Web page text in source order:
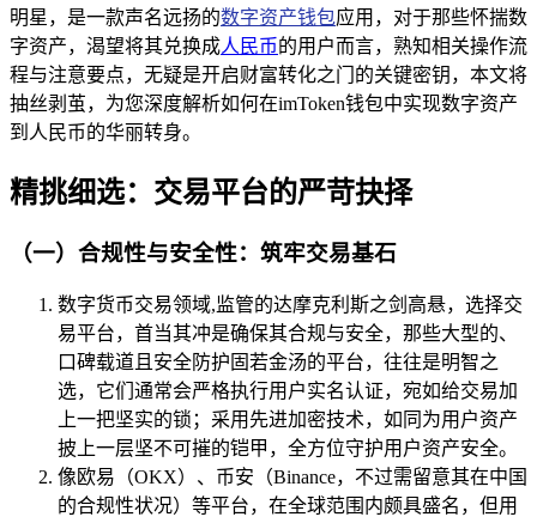
明星，是一款声名远扬的数字资产钱包应用，对于那些怀揣数
字资产，渴望将其兑换成人民币的用户而言，熟知相关操作流
程与注意要点，无疑是开启财富转化之门的关键密钥，本文将
抽丝剥茧，为您深度解析如何在imToken钱包中实现数字资产
到人民币的华丽转身。
精挑细选：交易平台的严苛抉择
（一）合规性与安全性：筑牢交易基石
数字货币交易领域,监管的达摩克利斯之剑高悬，选择交
易平台，首当其冲是确保其合规与安全，那些大型的、
口碑载道且安全防护固若金汤的平台，往往是明智之
选，它们通常会严格执行用户实名认证，宛如给交易加
上一把坚实的锁；采用先进加密技术，如同为用户资产
披上一层坚不可摧的铠甲，全方位守护用户资产安全。
像欧易（OKX）、币安（Binance，不过需留意其在中国
的合规性状况）等平台，在全球范围内颇具盛名，但用